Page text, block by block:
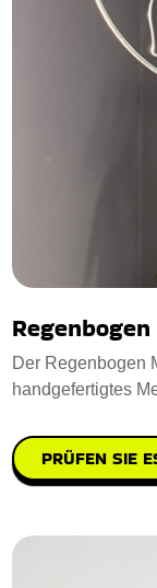
Der Regenbogen
handgefertigtes
PRÜFEN SIE